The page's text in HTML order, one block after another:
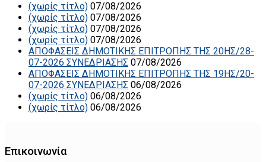
(χωρίς τίτλο) 07/08/2026
(χωρίς τίτλο) 07/08/2026
(χωρίς τίτλο) 07/08/2026
(χωρίς τίτλο) 07/08/2026
ΑΠΟΦΑΣΕΙΣ ΔΗΜΟΤΙΚΗΣ ΕΠΙΤΡΟΠΗΣ ΤΗΣ 20ΗΣ/28-
07-2026 ΣΥΝΕΔΡΙΑΣΗΣ 07/08/2026
ΑΠΟΦΑΣΕΙΣ ΔΗΜΟΤΙΚΗΣ ΕΠΙΤΡΟΠΗΣ ΤΗΣ 19ΗΣ/20-
07-2026 ΣΥΝΕΔΡΙΑΣΗΣ 06/08/2026
(χωρίς τίτλο) 06/08/2026
(χωρίς τίτλο) 06/08/2026
Επικοινωνία